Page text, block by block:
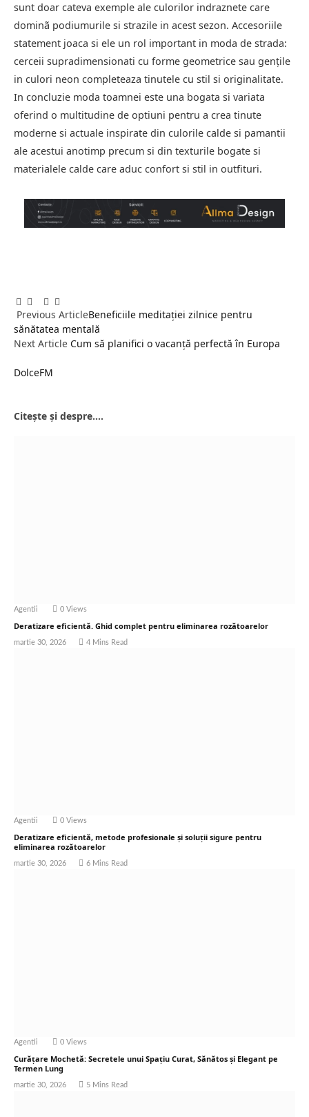
sunt doar cateva exemple ale culorilor indraznete care
dominã podiumurile si strazile in acest sezon. Accesoriile
statement joaca si ele un rol important in moda de strada:
cerceii supradimensionati cu forme geometrice sau genţile
in culori neon completeaza tinutele cu stil si originalitate.
In concluzie moda toamnei este una bogata si variata
oferind o multitudine de optiuni pentru a crea tinute
moderne si actuale inspirate din culorile calde si pamantii
ale acestui anotimp precum si din texturile bogate si
materialele calde care aduc confort si stil in outfituri.
Facebook
Twitter
Pinterest
LinkedIn
Tumblr
Previous ArticleBeneficiile meditației zilnice pentru
sănătatea mentală
Next Article Cum să planifici o vacanță perfectă în Europa
DolceFM
Citește și despre....
Agentii 0 Views
Deratizare eficientă. Ghid complet pentru eliminarea rozătoarelor
martie 30, 2026 4 Mins Read
Agentii 0 Views
Deratizare eficientă, metode profesionale și soluții sigure pentru
eliminarea rozătoarelor
martie 30, 2026 6 Mins Read
Agentii 0 Views
Curățare Mochetă: Secretele unui Spațiu Curat, Sănătos și Elegant pe
Termen Lung
martie 30, 2026 5 Mins Read